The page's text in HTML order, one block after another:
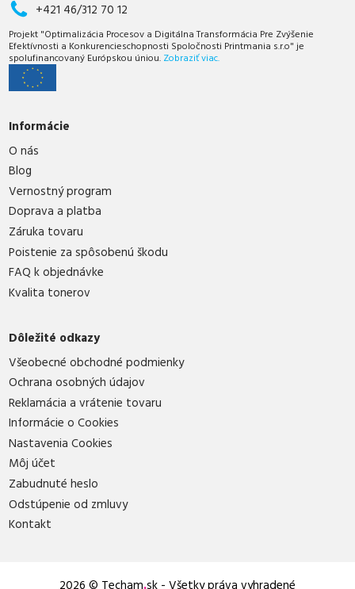
+421 46/312 70 12
Projekt "Optimalizácia Procesov a Digitálna Transformácia Pre Zvýšenie
Efektívnosti a Konkurencieschopnosti Spoločnosti Printmania s.r.o" je
spolufinancovaný Európskou úniou. Zobraziť viac.
Informácie
O nás
Blog
Vernostný program
Doprava a platba
Záruka tovaru
Poistenie za spôsobenú škodu
FAQ k objednávke
Kvalita tonerov
Dôležité odkazy
Všeobecné obchodné podmienky
Ochrana osobných údajov
Reklamácia a vrátenie tovaru
Informácie o Cookies
Nastavenia Cookies
Môj účet
Zabudnuté heslo
Odstúpenie od zmluvy
Kontakt
2026 © Techam.sk - Všetky práva vyhradené